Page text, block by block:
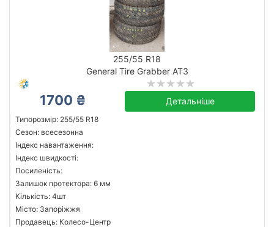
255/55 R18
General Tire Grabber AT3
1700 ₴ Детальніше
Типорозмір: 255/55 R18
Сезон: всесезонна
Індекс навантаження:
Індекс швидкості:
Посиленість:
Залишок протектора: 6 мм
Кількість: 4шт
Місто: Запоріжжя
Продавець: Колесо-Центр